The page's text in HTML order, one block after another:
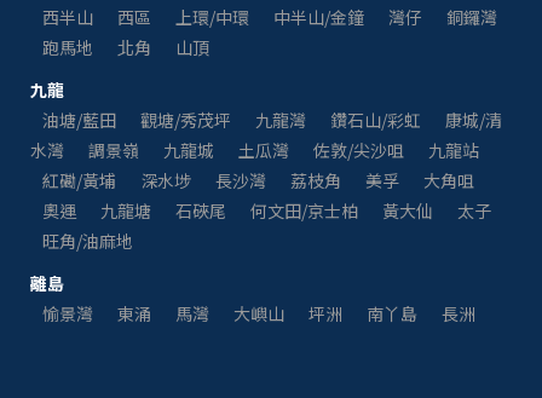
西半山
西區 上環/中環 中半山/金鐘 灣仔
銅鑼灣
跑馬地
北角
山頂
九龍
油塘/藍田
觀塘/秀茂坪 九龍灣 鑽石山/彩虹
康城/清
水灣
調景嶺 九龍城 土瓜灣 佐敦/尖沙咀
九龍站
紅磡/黃埔
深水埗 長沙灣 荔枝角 美孚
大角咀
奧運
九龍塘 石硤尾 何文田/京士柏 黃大仙
太子
旺角/油麻地
離島
愉景灣
東涌 馬灣 大嶼山 坪洲 南丫島 長洲